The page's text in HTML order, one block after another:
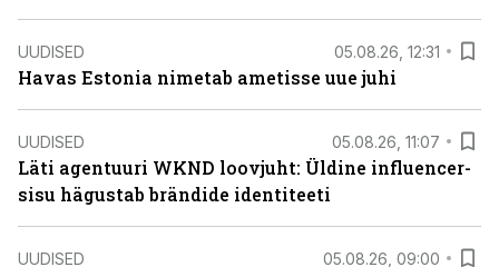
UUDISED 05.08.26, 12:31
Havas Estonia nimetab ametisse uue juhi
UUDISED 05.08.26, 11:07
Läti agentuuri WKND loovjuht: Üldine influencer-
sisu hägustab brändide identiteeti
UUDISED 05.08.26, 09:00